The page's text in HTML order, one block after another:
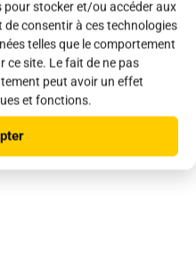
pour stocker et/ou accéder aux
consentir à ces technologies
telles que le comportement
ce site. Le fait de ne pas
peut avoir un effet
et fonctions.
en savoir
solaire ?